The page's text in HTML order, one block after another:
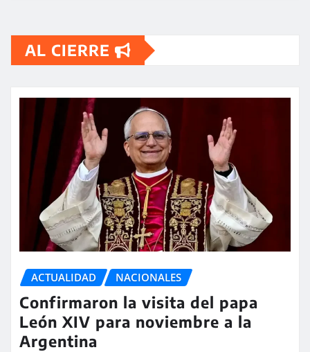
AL CIERRE
ACTUALIDAD NACIONALES
Confirmaron la visita del papa
León XIV para noviembre a la
Argentina